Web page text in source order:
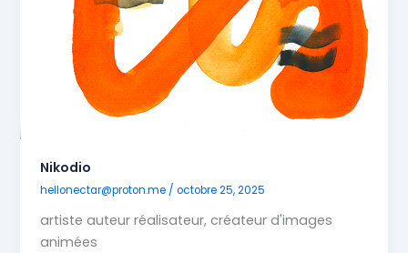
Nikodio
hellonectar@proton.me /octobre 25, 2025
artiste auteur réalisateur, créateur d'images
animées